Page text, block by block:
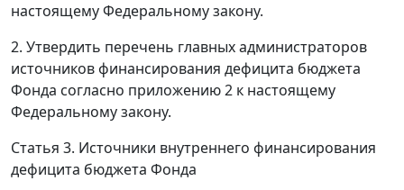
настоящему Федеральному закону.
2. Утвердить перечень главных администраторов
источников финансирования дефицита бюджета
Фонда согласно приложению 2 к настоящему
Федеральному закону.
Статья 3. Источники внутреннего финансирования
дефицита бюджета Фонда